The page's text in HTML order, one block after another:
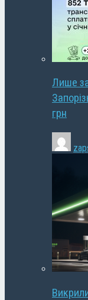
Лише
грн